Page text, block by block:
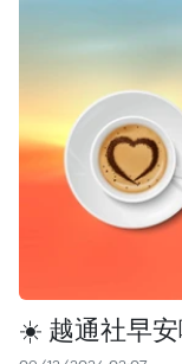
☀️ 越通社早安